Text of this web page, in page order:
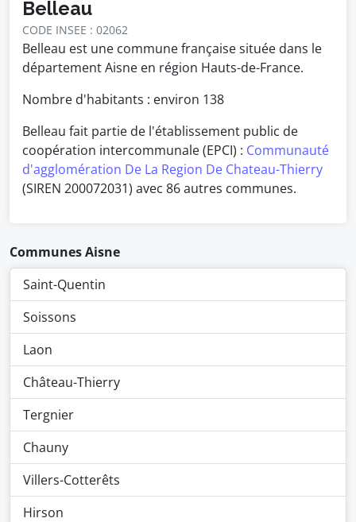
Belleau
CODE INSEE : 02062
Belleau est une commune française située dans le
département Aisne en région Hauts-de-France.
Nombre d'habitants : environ 138
Belleau fait partie de l'établissement public de
coopération intercommunale (EPCI) : Communauté
d'agglomération De La Region De Chateau-Thierry
(SIREN 200072031) avec 86 autres communes.
Communes Aisne
Saint-Quentin
Soissons
Laon
Château-Thierry
Tergnier
Chauny
Villers-Cotterêts
Hirson